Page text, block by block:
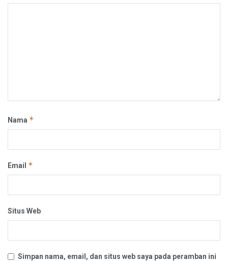
Nama *
Email *
Situs Web
Simpan nama, email, dan situs web saya pada peramban ini